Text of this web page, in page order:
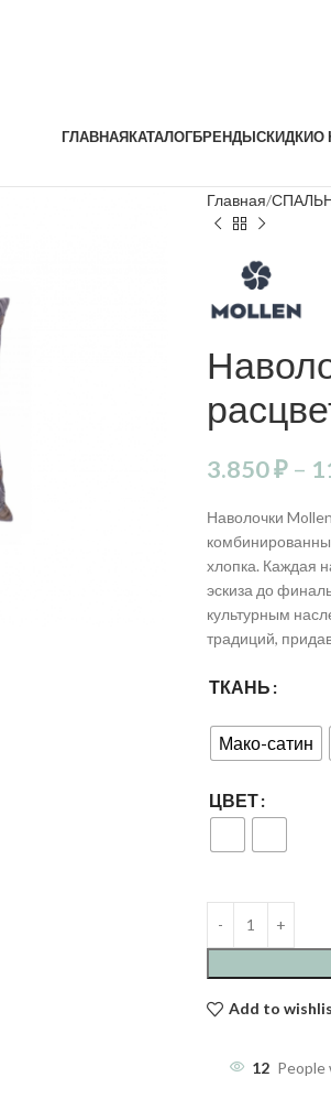
ГЛАВНАЯКАТАЛОГБРЕНДЫСКИДКИО
Главная
3.850₽ –
Наволочки
хлопка. Каждая
эскиза до
культурным
традиций,
ТКАНЬ
Мако-сатин
ЦВЕТ
Add to
12